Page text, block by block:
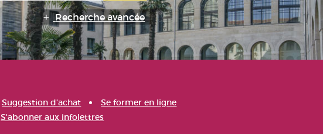
Recherche avancée
Suggestion d'achat
Se former en ligne
S'abonner aux infolettres